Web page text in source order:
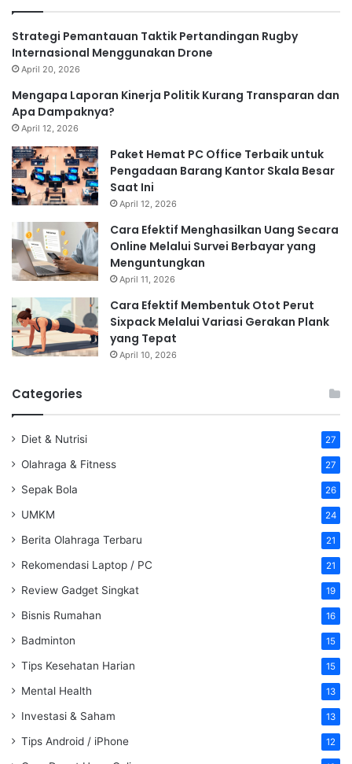
Strategi Pemantauan Taktik Pertandingan Rugby
Internasional Menggunakan Drone
April 20, 2026
Mengapa Laporan Kinerja Politik Kurang Transparan dan
Apa Dampaknya?
April 12, 2026
Paket Hemat PC Office Terbaik untuk
Pengadaan Barang Kantor Skala Besar
Saat Ini
April 12, 2026
Cara Efektif Menghasilkan Uang Secara
Online Melalui Survei Berbayar yang
Menguntungkan
April 11, 2026
Cara Efektif Membentuk Otot Perut
Sixpack Melalui Variasi Gerakan Plank
yang Tepat
April 10, 2026
Categories
Diet & Nutrisi 27
Olahraga & Fitness 27
Sepak Bola 26
UMKM 24
Berita Olahraga Terbaru 21
Rekomendasi Laptop / PC 21
Review Gadget Singkat 19
Bisnis Rumahan 16
Badminton 15
Tips Kesehatan Harian 15
Mental Health 13
Investasi & Saham 13
Tips Android / iPhone 12